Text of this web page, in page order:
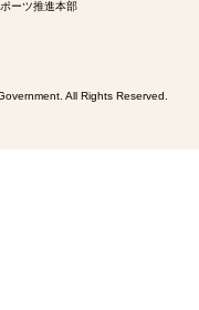
ーツ推進本部
All Rights Reserved.